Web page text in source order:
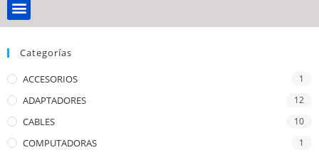
Categorías
ACCESORIOS 1
ADAPTADORES 12
CABLES 10
COMPUTADORAS 1